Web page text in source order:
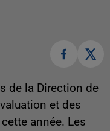
de la Direction de
et des
année. Les